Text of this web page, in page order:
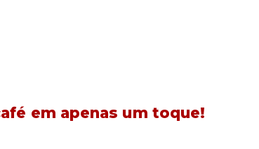
em apenas um toque!